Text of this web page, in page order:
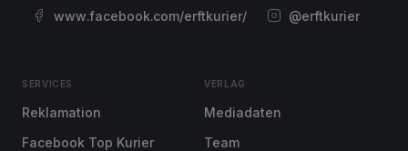
www.facebook.com/erftkurier/ @erftkurier
SERVICES
Reklamation
Facebook Top Kurier
VERLAG
Mediadaten
Team